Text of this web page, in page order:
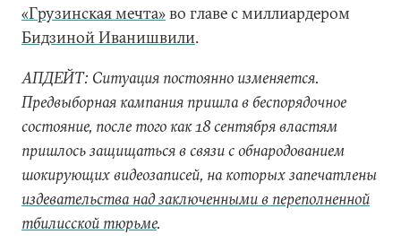
«Грузинская мечта»во главе с миллиардером
Бидзиной Иванишвили.
АПДЕЙТ: Ситуация постоянно изменяется.
Предвыборная кампания пришла в беспорядочное
состояние, после того как 18 сентября властям
пришлось защищаться в связи с обнародованием
шокирующих видеозаписей, на которых запечатлены
издевательства над заключенными в переполненной
тбилисской тюрьме.